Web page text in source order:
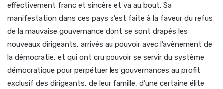
effectivement franc et sincère et va au bout. Sa
manifestation dans ces pays s’est faite à la faveur du refus
de la mauvaise gouvernance dont se sont drapés les
nouveaux dirigeants, arrivés au pouvoir avec l’avènement de
la démocratie, et qui ont cru pouvoir se servir du système
démocratique pour perpétuer les gouvernances au profit
exclusif des dirigeants, de leur famille, d’une certaine élite